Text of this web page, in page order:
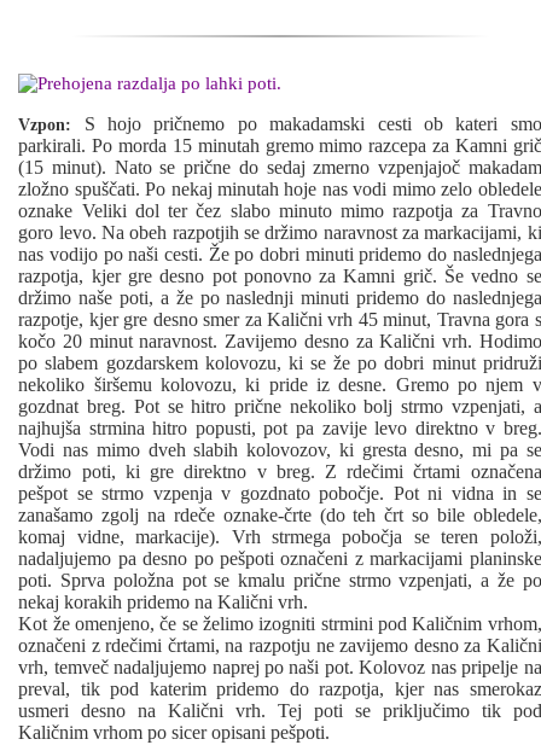
Vzpon:
S hojo pričnemo po makadamski cesti ob kateri smo
parkirali. Po morda 15 minutah gremo mimo razcepa za Kamni grič
(15 minut). Nato se prične do sedaj zmerno vzpenjajoč makadam
zložno spuščati. Po nekaj minutah hoje nas vodi mimo zelo obledele
oznake Veliki dol ter čez slabo minuto mimo razpotja za Travno
goro levo. Na obeh razpotjih se držimo naravnost za markacijami, ki
nas vodijo po naši cesti. Že po dobri minuti pridemo do naslednjega
razpotja, kjer gre desno pot ponovno za Kamni grič. Še vedno se
držimo naše poti, a že po naslednji minuti pridemo do naslednjega
razpotje, kjer gre desno smer za Kalični vrh 45 minut, Travna gora s
kočo 20 minut naravnost. Zavijemo desno za Kalični vrh. Hodimo
po slabem gozdarskem kolovozu, ki se že po dobri minut pridruži
nekoliko širšemu kolovozu, ki pride iz desne. Gremo po njem v
gozdnat breg. Pot se hitro prične nekoliko bolj strmo vzpenjati, a
najhujša strmina hitro popusti, pot pa zavije levo direktno v breg.
Vodi nas mimo dveh slabih kolovozov, ki gresta desno, mi pa se
držimo poti, ki gre direktno v breg. Z rdečimi črtami označena
pešpot se strmo vzpenja v gozdnato pobočje. Pot ni vidna in se
zanašamo zgolj na rdeče oznake-črte (do teh črt so bile obledele,
komaj vidne, markacije). Vrh strmega pobočja se teren položi,
nadaljujemo pa desno po pešpoti označeni z markacijami planinske
poti. Sprva položna pot se kmalu prične strmo vzpenjati, a že po
nekaj korakih pridemo na Kalični vrh.
Kot že omenjeno, če se želimo izogniti strmini pod Kaličnim vrhom,
označeni z rdečimi črtami, na razpotju ne zavijemo desno za Kalični
vrh, temveč nadaljujemo naprej po naši pot. Kolovoz nas pripelje na
preval, tik pod katerim pridemo do razpotja, kjer nas smerokaz
usmeri desno na Kalični vrh. Tej poti se priključimo tik pod
Kaličnim vrhom po sicer opisani pešpoti.